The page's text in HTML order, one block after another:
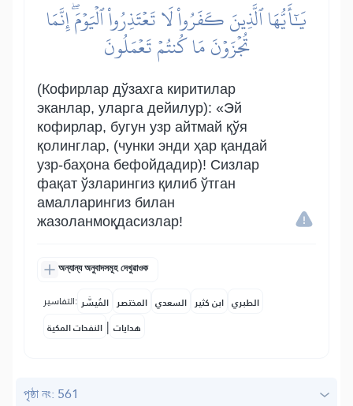
يَٰٓأَيُّهَا ٱلَّذِينَ كَفَرُواْ لَا تَعۡتَذِرُواْ ٱلۡيَوۡمَۖ إِنَّمَا
تُجۡزَوۡنَ مَا كُنتُمۡ تَعۡمَلُونَ
(Кофирлар дўзахга киритилар
эканлар, уларга дейилур): «Эй
кофирлар, бугун узр айтмай қўя
қолинглар, (чунки энди ҳар қандай
узр-баҳона бефойдадир)! Сизлар
фақат ўзларингиз қилиб ўтган
амалларингиз билан
жазоланмоқдасизлар!
অন্যান্য অনুবাদসমূহ দেখুৱাওক
التفاسير: المُيسَّر المختصر السعدي ابن كثير الطبري
النفحات المكية | هدايات
পৃষ্ঠা নং: 561